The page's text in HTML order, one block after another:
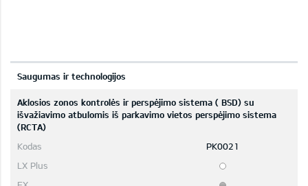
Saugumas ir technologijos
Aklosios zonos kontrolės ir perspėjimo sistema ( BSD) su
išvažiavimo atbulomis iš parkavimo vietos perspėjimo sistema
(RCTA)
PK0021